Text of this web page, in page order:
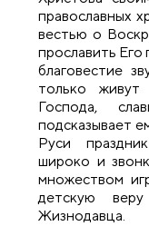
православных
вестью о
прославить
благовестие
только
Господа,
подсказывает
Руси
широко и
множеством
детскую
Жизнодавца.